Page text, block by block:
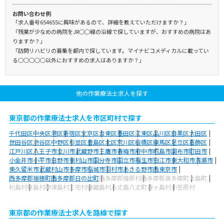
お問い合わせ例
「求人番号654655に興味があるので、詳細を教えていただけますか？」
「残業が少なめの病院をJR○○線の沿線で探していますが、おすすめの病院はあ
りますか？」
「訪問リハビリの募集を都内で探しています。マイナビコメディカルに載ってい
る○○○○○以外におすすめの求人はありますか？」
他の作業療法士求人を探す
東京都の作業療法士求人を市区町村で探す
千代田区中央区港区新宿区文京区台東区墨田区江東区品川区目黒区大田区
世田谷区渋谷区中野区杉並区豊島区北区荒川区板橋区練馬区足立区葛飾区
江戸川区八王子市立川市武蔵野市三鷹市青梅市府中市昭島市調布市町田市
小金井市小平市日野市東村山市国分寺市国立市福生市狛江市東大和市清瀬市
東久留米市武蔵村山市多摩市稲城市羽村市あきる野市西東京市
西多摩郡瑞穂町西多摩郡日の出町西多摩郡檜原村西多摩郡奥多摩町大島町
利島村新島村神津島村三宅村御蔵島村八丈島八丈町青ヶ島村小笠原村
東京都の作業療法士求人を路線で探す